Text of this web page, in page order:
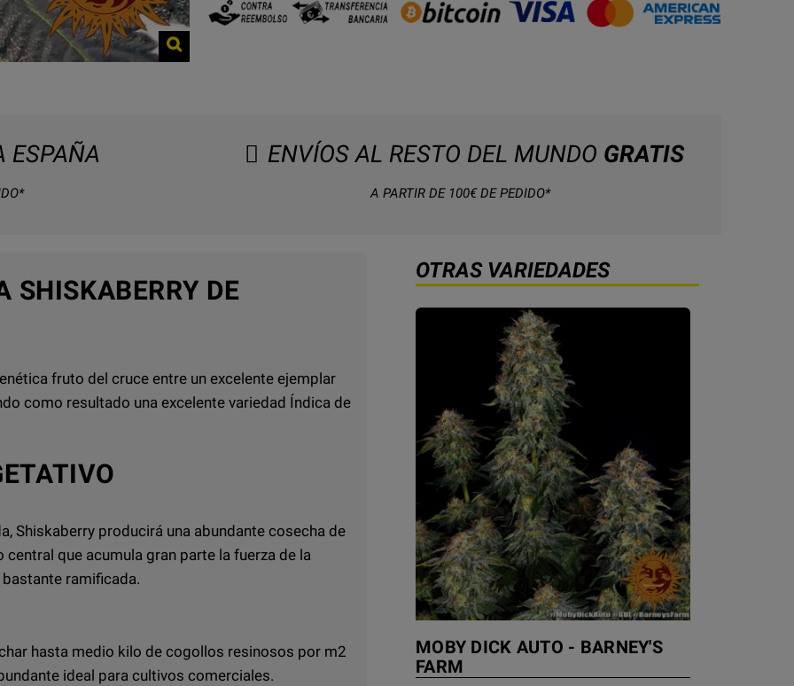
ESPAÑA ENVÍOS AL RESTO DEL MUNDO GRATIS
A PARTIR DE 100€ DE PEDIDO*
SHISKABERRY DE
fruto del cruce entre un excelente ejemplar
como resultado una excelente variedad Índica de
Shiskaberry producirá una abundante cosecha de
que acumula gran parte la fuerza de la
ramificada.
hasta medio kilo de cogollos resinosos por m2
ideal para cultivos comerciales.
OTRAS VARIEDADES
MOBY DICK AUTO - BARNEY'S
FARM